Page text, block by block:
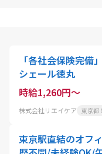
「各社会保険完
シェール徳丸
時給1,260円～
株式会社リエイケア 東京都
東京駅直結のオフ